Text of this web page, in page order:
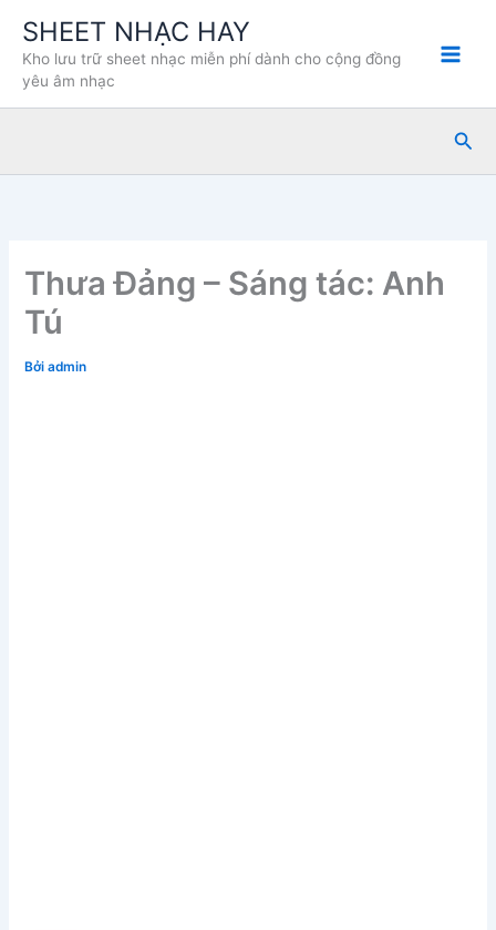
dung
SHEET NHẠC HAY
Kho lưu trữ sheet nhạc miễn phí dành cho cộng đồng
yêu âm nhạc
Tìm
Thưa Đảng – Sáng tác: Anh
Tú
Bởiadmin